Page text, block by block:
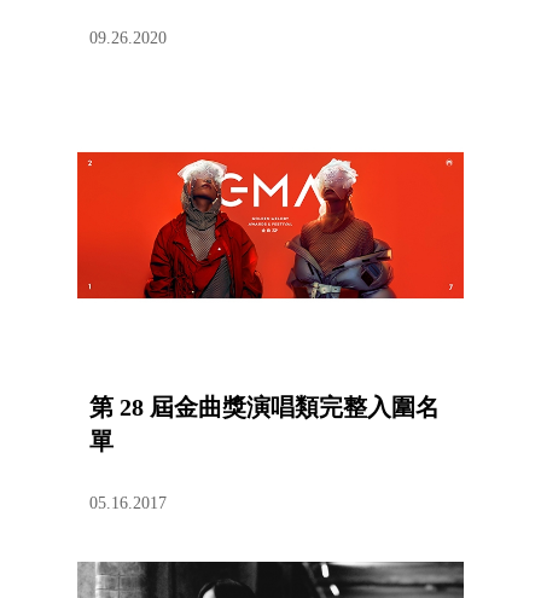
09.26.2020
第 28 屆金曲獎演唱類完整入圍名
單
05.16.2017